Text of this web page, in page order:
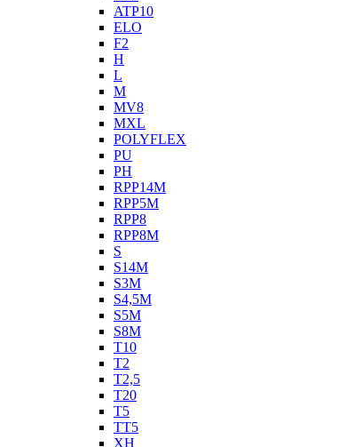
ATP10
ELO
F2
H
L
M
MV8
MXL
POLYFLEX
PU
PH
RPP14M
RPP5M
RPP8
RPP8M
S
S14M
S3M
S4,5M
S5M
S8M
T10
T2
T2,5
T20
T5
TT5
XH